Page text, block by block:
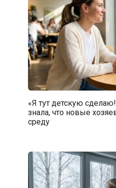
«Я тут детскую
знала, что новые
среду